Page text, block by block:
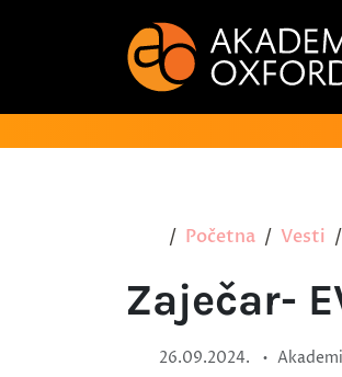
Početna Vesti
Zaječar-
26.09.2024. •